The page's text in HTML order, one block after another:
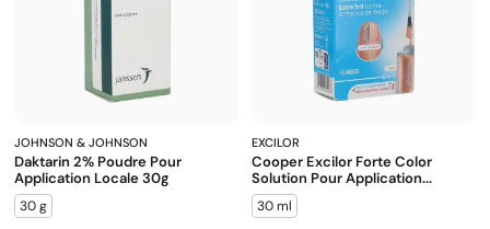
JOHNSON & JOHNSON
Daktarin 2% Poudre Pour
Application Locale 30g
30 g
EXCILOR
Cooper Excilor Forte Color
Solution Pour Application...
30 ml